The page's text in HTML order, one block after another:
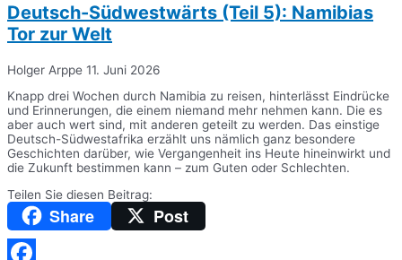
Deutsch-Südwestwärts (Teil 5): Namibias
Tor zur Welt
Holger Arppe 11. Juni 2026
Knapp drei Wochen durch Namibia zu reisen, hinterlässt Eindrücke
und Erinnerungen, die einem niemand mehr nehmen kann. Die es
aber auch wert sind, mit anderen geteilt zu werden. Das einstige
Deutsch-Südwestafrika erzählt uns nämlich ganz besondere
Geschichten darüber, wie Vergangenheit ins Heute hineinwirkt und
die Zukunft bestimmen kann – zum Guten oder Schlechten.
Teilen Sie diesen Beitrag:
Share Post